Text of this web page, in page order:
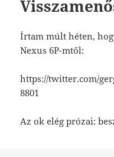
Írtam múlt héten,
Nexus 6P-mtől:
https://twitter.com/
8801
Az ok elég prózai: